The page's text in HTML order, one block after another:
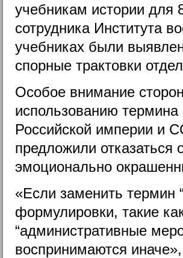
учебникам истории для
сотрудника Института
учебниках были
спорные трактовки
Особое внимание
использованию
Российской империи и
предложили отказаться
эмоционально
«Если заменить термин
формулировки, такие
“административные
воспринимаются